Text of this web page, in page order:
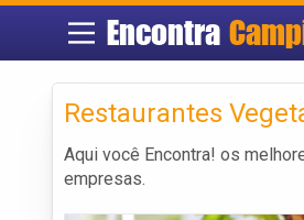
Encontra
Restaurantes
Aqui você Encontra! os
empresas.